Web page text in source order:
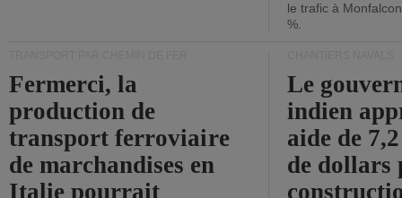
le trafic à
%.
Fermerci, la
production de
transport ferroviaire
de marchandises en
Italie pourrait
Le
indien
aide de
de dollars